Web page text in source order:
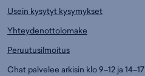
Usein kysytyt kysymykset
Yhteydenottolomake
Peruutusilmoitus
Chat palvelee arkisin klo 9–12 ja 14–17